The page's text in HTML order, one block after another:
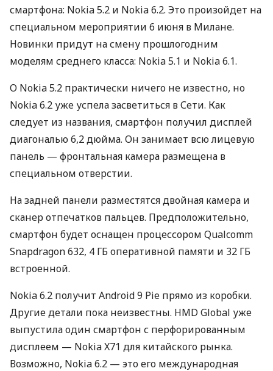
смартфона: Nokia 5.2 и Nokia 6.2. Это произойдет на
специальном мероприятии 6 июня в Милане.
Новинки придут на смену прошлогодним
моделям среднего класса: Nokia 5.1 и Nokia 6.1.
О Nokia 5.2 практически ничего не известно, но
Nokia 6.2 уже успела засветиться в Сети. Как
следует из названия, смартфон получил дисплей
диагональю 6,2 дюйма. Он занимает всю лицевую
панель — фронтальная камера размещена в
специальном отверстии.
На задней панели разместятся двойная камера и
сканер отпечатков пальцев. Предположительно,
смартфон будет оснащен процессором Qualcomm
Snapdragon 632, 4 ГБ оперативной памяти и 32 ГБ
встроенной.
Nokia 6.2 получит Android 9 Pie прямо из коробки.
Другие детали пока неизвестны. HMD Global уже
выпустила один смартфон с перфорированным
дисплеем — Nokia X71 для китайского рынка.
Возможно, Nokia 6.2 — это его международная